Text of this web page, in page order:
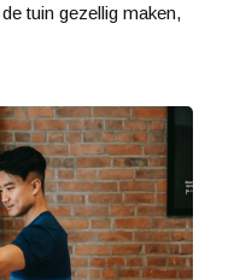
tuin gezellig maken,